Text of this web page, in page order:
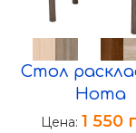
Стол
Нота
Цена: 1 550